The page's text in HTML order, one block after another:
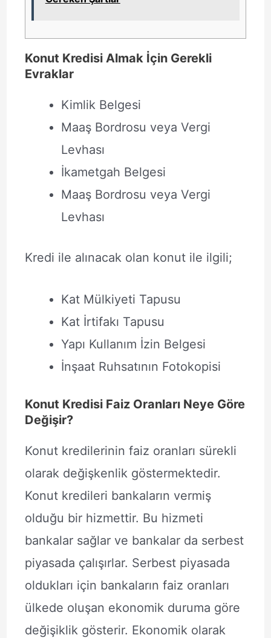
Konut Kredisi Almak İçin Gerekli
Evraklar
Kimlik Belgesi
Maaş Bordrosu veya Vergi
Levhası
İkametgah Belgesi
Maaş Bordrosu veya Vergi
Levhası
Kredi ile alınacak olan konut ile ilgili;
Kat Mülkiyeti Tapusu
Kat İrtifakı Tapusu
Yapı Kullanım İzin Belgesi
İnşaat Ruhsatının Fotokopisi
Konut Kredisi Faiz Oranları Neye Göre
Değişir?
Konut kredilerinin faiz oranları sürekli
olarak değişkenlik göstermektedir.
Konut kredileri bankaların vermiş
olduğu bir hizmettir. Bu hizmeti
bankalar sağlar ve bankalar da serbest
piyasada çalışırlar. Serbest piyasada
oldukları için bankaların faiz oranları
ülkede oluşan ekonomik duruma göre
değişiklik gösterir. Ekonomik olarak